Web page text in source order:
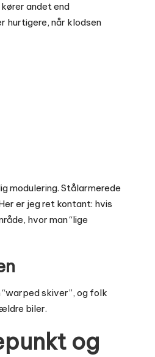
andet end
hurtigere, når klodsen
modulering. Stålarmerede
er jeg ret kontant: hvis
hvor man “lige
skiver”, og folk
biler.
og